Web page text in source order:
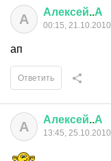
А Алексей..А
00:15, 21.10.2010
ап
Ответить
А Алексей..А
13:45, 25.10.2010